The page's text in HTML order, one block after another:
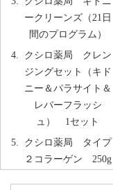
ークリーンズ（21日
間のプログラム）
クシロ薬局 クレン
ジングセット（キド
ニー＆パラサイト＆
レバーフラッシ
ュ） 1セット
クシロ薬局 タイプ
２コラーゲン 250g